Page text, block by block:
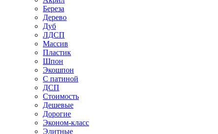
Береза
Дерево
Дуб
ЛДСП
Массив
Пластик
Шпон
Экошпон
С патиной
ДСП
Стоимость
Дешевые
Дорогие
Эконом-класс
Элитные